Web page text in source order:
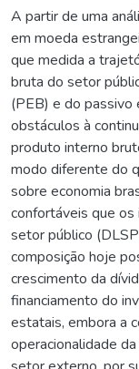
A partir de uma
em moeda
que medida a
bruta do setor
(PEB) e do
obstáculos à
produto interno
modo diferente do
sobre economia
confortáveis que
setor público
composição hoje
crescimento da
financiamento do
estatais, embora a
operacionalidade